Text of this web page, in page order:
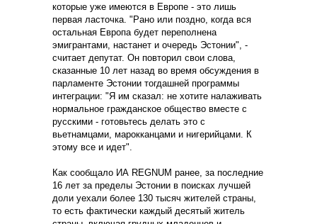
которые уже имеются в Европе - это лишь
первая ласточка. "Рано или поздно, когда вся
остальная Европа будет переполнена
эмигрантами, настанет и очередь Эстонии", -
считает депутат. Он повторил свои слова,
сказанные 10 лет назад во время обсуждения в
парламенте Эстонии тогдашней программы
интеграции: "Я им сказал: не хотите налаживать
нормальное гражданское общество вместе с
русскими - готовьтесь делать это с
вьетнамцами, марокканцами и нигерийцами. К
этому все и идет".
Как сообщало ИА REGNUM ранее, за последние
16 лет за пределы Эстонии в поисках лучшей
доли уехали более 130 тысяч жителей страны,
то есть фактически каждый десятый житель